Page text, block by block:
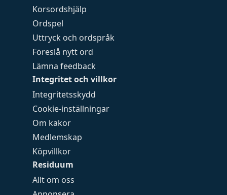
Korsordshjälp
Ordspel
Uttryck och ordspråk
Föreslå nytt ord
Lämna feedback
Integritet och villkor
Integritetsskydd
Cookie-inställningar
Om kakor
Medlemskap
Köpvillkor
Residuum
Allt om oss